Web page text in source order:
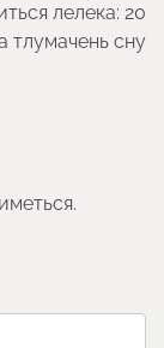
лелека: 20
тлумачень сну